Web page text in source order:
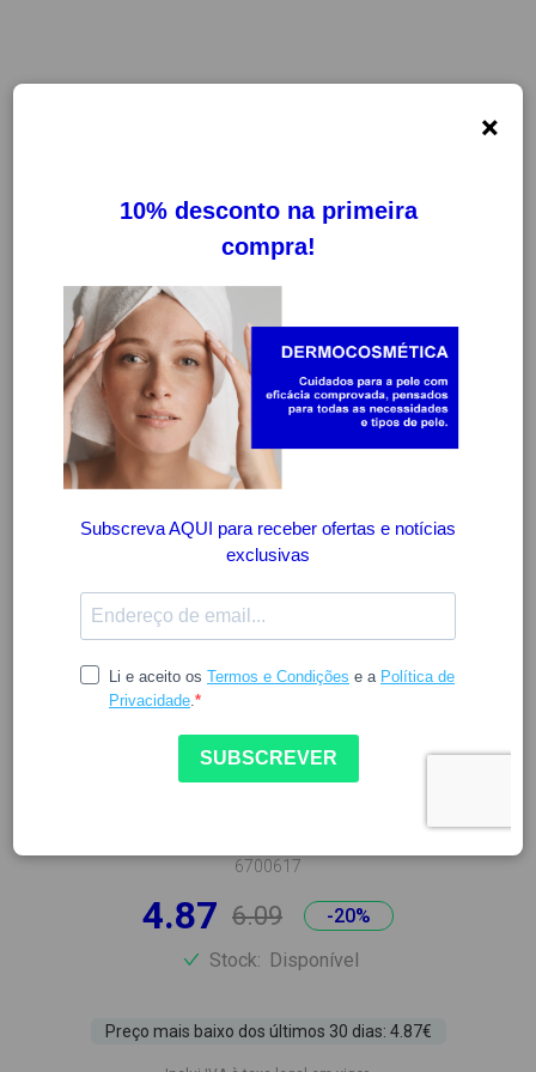
ELGYDIUM CLINIC ESCOVA DE
DENTES ORTODÔNTICA
6700617
4.87 6.09
-20%
Stock: Disponível
Preço mais baixo dos últimos 30 dias: 4.87€
×